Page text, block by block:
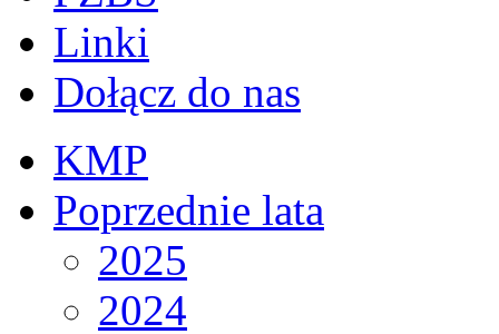
Linki
Dołącz do nas
KMP
Poprzednie lata
2025
2024